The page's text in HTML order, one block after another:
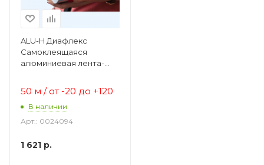
ALU-H Диафлекс
Самоклеящаяся
алюминиевая лента-
50 м / от -20 до +120
В наличии
Арт.: 0024094
1 621 р.